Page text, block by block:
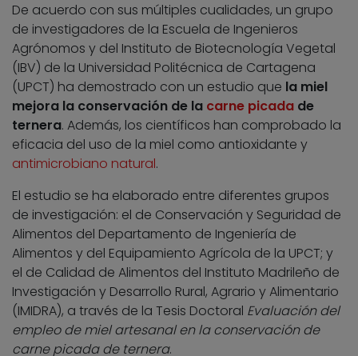
De acuerdo con sus múltiples cualidades, un grupo
de investigadores de la Escuela de Ingenieros
Agrónomos y del Instituto de Biotecnología Vegetal
(IBV) de la Universidad Politécnica de Cartagena
(UPCT) ha demostrado con un estudio que la miel
mejora la conservación de la carne picada de
ternera. Además, los científicos han comprobado la
eficacia del uso de la miel como antioxidante y
antimicrobiano natural.
El estudio se ha elaborado entre diferentes grupos
de investigación: el de Conservación y Seguridad de
Alimentos del Departamento de Ingeniería de
Alimentos y del Equipamiento Agrícola de la UPCT; y
el de Calidad de Alimentos del Instituto Madrileño de
Investigación y Desarrollo Rural, Agrario y Alimentario
(IMIDRA), a través de la Tesis Doctoral Evaluación del
empleo de miel artesanal en la conservación de
carne picada de ternera.